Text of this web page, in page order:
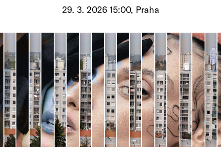
edu
Vše o ČT
29. 3. 2026 15:00, Praha